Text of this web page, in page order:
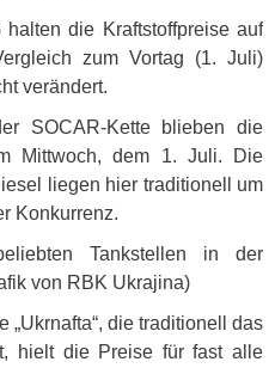
halten die Kraftstoffpreise auf
zum Vortag (1. Juli)
verändert.
SOCAR-Kette blieben die
Mittwoch, dem 1. Juli. Die
liegen hier traditionell um
Konkurrenz.
Tankstellen in der
von RBK Ukrajina)
„Ukrnafta“, die traditionell das
hielt die Preise für fast alle